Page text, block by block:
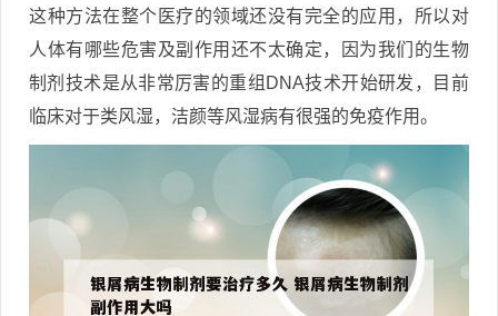
这种方法在整个医疗的领域还没有完全的应用，所以对
人体有哪些危害及副作用还不太确定，因为我们的生物
制剂技术是从非常厉害的重组DNA技术开始研发，目前
临床对于类风湿，洁颜等风湿病有很强的免疫作用。